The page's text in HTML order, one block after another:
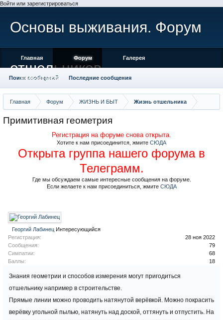
Войти или зарегистрироваться
Главная Форум ЖИЗНЬ И БЫТ Жизнь отшельника
Примитивная геометрия
Регистрация на форуме снова открыта.
Хотите к нам присоединится, жмите СЮДА
Открыта группа нашего форума в
Телеграмм.
Где мы обсуждаем самые интересные сообщения на форуме.
Если желаете к нам присоединиться, жмите СЮДА
Георгий Лабинец Интересующийся
Регистрация:
28 ноя 2022
Сообщения:
79
Симпатии:
68
Баллы:
18
Знания геометрии и способов измерения могут пригодиться
отшельнику например в строительстве.
Прямые линии можно проводить натянутой верёвкой. Можно покрасить
верёвку угольной пылью, натянуть над доской, оттянуть и отпустить. На
Основы выживания. Форум
отшельников
Главная Форум
Поиск сообщений Последние сообщения
Галерея
Пользователи